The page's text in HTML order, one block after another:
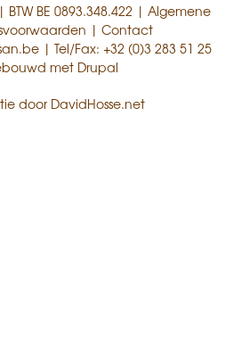
BE 0893.348.422 | Algemene
| Contact
| Tel/Fax: +32 (0)3 283 51 25
met Drupal
door DavidHosse.net